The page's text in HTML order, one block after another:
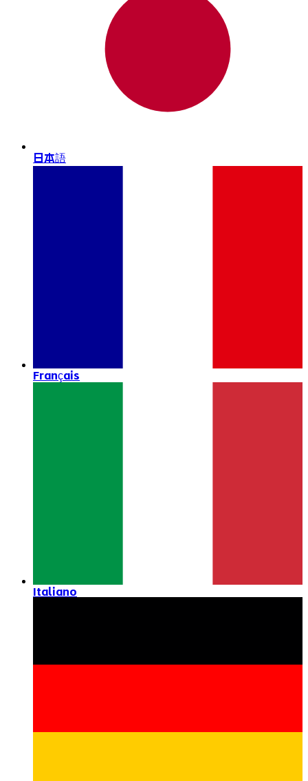
日本語
Français
Italiano